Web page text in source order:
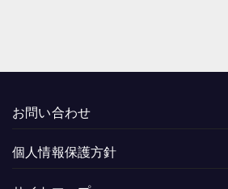
お問い合わせ
個人情報保護方針